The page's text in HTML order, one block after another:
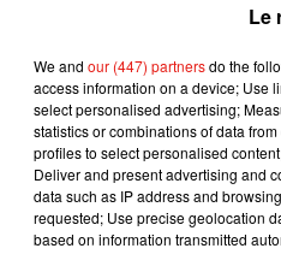
Le
We and our (447) partnersdo the
access information on a device; Use
select personalised advertising;
statistics or combinations of data
profiles to select personalised
Deliver and present advertising and
data such as IP address and
requested; Use precise geolocation
based on information transmitted